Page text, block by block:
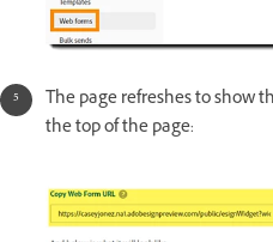
The page refreshes to show
the top of the page: